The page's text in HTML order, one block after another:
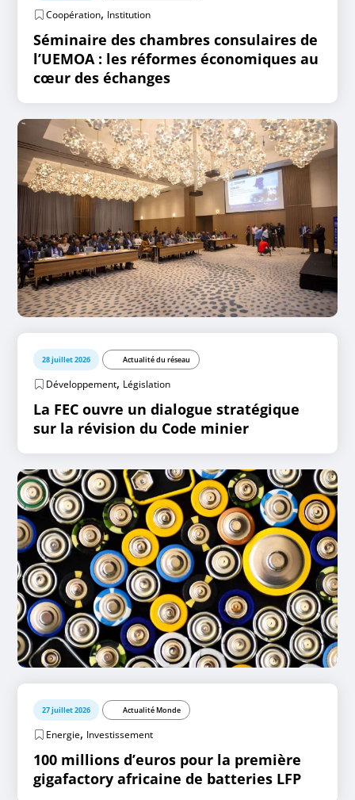
Coopération, Institution
Séminaire des chambres consulaires de
l’UEMOA : les réformes économiques au
cœur des échanges
28 juillet 2026 Actualité du réseau
Développement, Législation
La FEC ouvre un dialogue stratégique
sur la révision du Code minier
27 juillet 2026 Actualité Monde
Energie, Investissement
100 millions d’euros pour la première
gigafactory africaine de batteries LFP